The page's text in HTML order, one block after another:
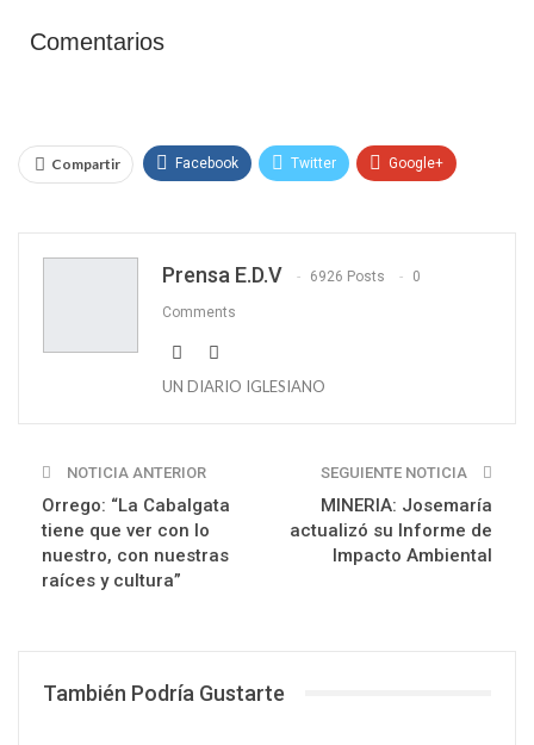
Comentarios
Compartir Facebook Twitter Google+
Prensa E.D.V 6926 Posts 0
Comments
UN DIARIO IGLESIANO
NOTICIA ANTERIOR
Orrego: “La Cabalgata
tiene que ver con lo
nuestro, con nuestras
raíces y cultura”
SEGUIENTE NOTICIA
MINERIA: Josemaría
actualizó su Informe de
Impacto Ambiental
También Podría Gustarte